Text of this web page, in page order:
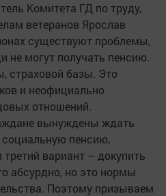
Комитета ГД по труду,
ветеранов Ярослав
существуют проблемы,
не могут получать пенсию.
страховой базы. Это
и неофициально
отношений.
вынуждены ждать
социальную пенсию,
вариант – докупить
абсурдно, но это нормы
Поэтому призываем